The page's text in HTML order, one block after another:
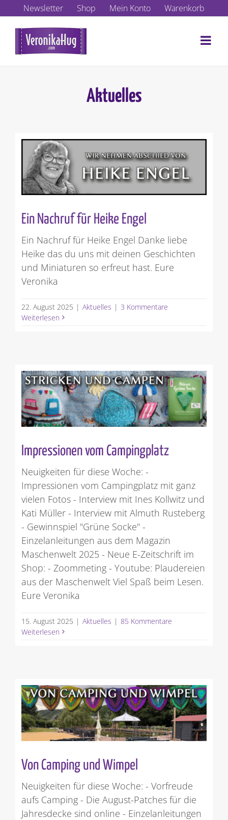
Inhalt
springen
Newsletter Shop Mein Konto Warenkorb
Aktuelles
Ein Nachruf für Heike Engel
Ein Nachruf für Heike Engel Danke liebe
Heike das du uns mit deinen Geschichten
und Miniaturen so erfreut hast. Eure
Veronika
22. August 2025 | Aktuelles | 3 Kommentare
Weiterlesen
Impressionen vom Campingplatz
Neuigkeiten für diese Woche: -
Impressionen vom Campingplatz mit ganz
vielen Fotos - Interview mit Ines Kollwitz und
Kati Müller - Interview mit Almuth Rusteberg
- Gewinnspiel "Grüne Socke" -
Einzelanleitungen aus dem Magazin
Maschenwelt 2025 - Neue E-Zeitschrift im
Shop: - Zoommeting - Youtube: Plaudereien
aus der Maschenwelt Viel Spaß beim Lesen.
Eure Veronika
15. August 2025 | Aktuelles | 85 Kommentare
Weiterlesen
Von Camping und Wimpel
Neuigkeiten für diese Woche: - Vorfreude
aufs Camping - Die August-Patches für die
Jahresdecke sind online - Einzelanleitungen